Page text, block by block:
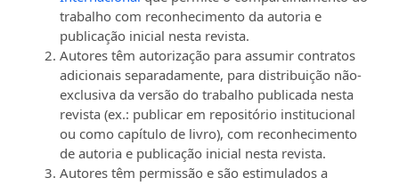
trabalho com reconhecimento da autoria e
publicação inicial nesta revista.
Autores têm autorização para assumir contratos
adicionais separadamente, para distribuição não-
exclusiva da versão do trabalho publicada nesta
revista (ex.: publicar em repositório institucional
ou como capítulo de livro), com reconhecimento
de autoria e publicação inicial nesta revista.
Autores têm permissão e são estimulados a